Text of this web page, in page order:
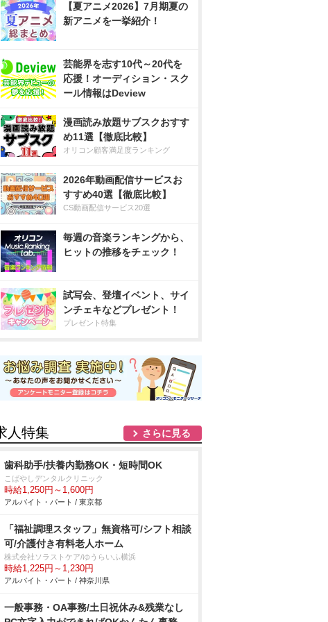
【夏アニメ2026】7月期夏の
新アニメを一挙紹介！
芸能界を志す10代～20代を
応援！オーディション・スク
ール情報はDeview
漫画読み放題サブスクおすす
め11選【徹底比較】
オリコン顧客満足度ランキング
2026年動画配信サービスお
すすめ40選【徹底比較】
CS動画配信サービス20選
毎週の音楽ランキングから、
ヒットの推移をチェック！
試写会、登壇イベント、サイ
ンチェキなどプレゼント！
プレゼント特集
人特集 さらに見る
歯科助手/扶養内勤務OK・短時間OK
こばやしデンタルクリニック
時給1,250円～1,600円
アルバイト・パート / 東京都
「福祉調理スタッフ」無資格可/シフト相談
可/介護付き有料老人ホーム
株式会社ソラストケア/ゆうらいふ横浜
時給1,225円～1,230円
アルバイト・パート / 神奈川県
一般事務・OA事務/土日祝休み&残業なし